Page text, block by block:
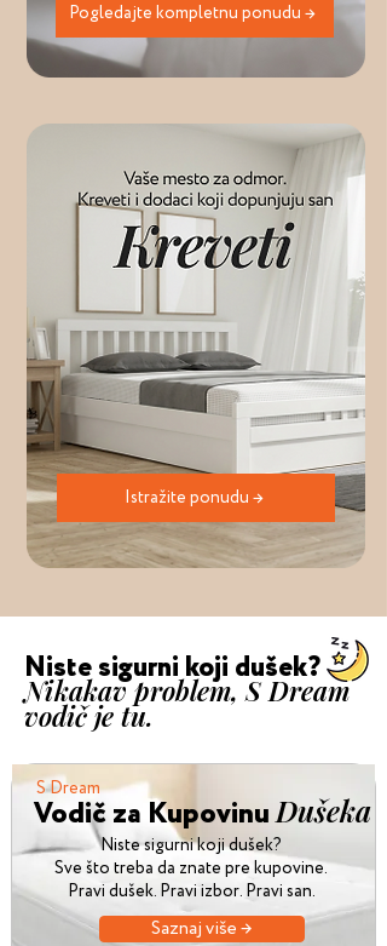
Pogledajte kompletnu ponudu →
Istražite ponudu →
Niste sigurni koji dušek?
Nikakav problem, S Dream
vodič je tu.
S Dream
Vodič za KupovinuDušeka
Niste sigurni koji dušek?
Sve što treba da znate pre kupovine.
Pravi dušek. Pravi izbor. Pravi san.
Saznaj više →